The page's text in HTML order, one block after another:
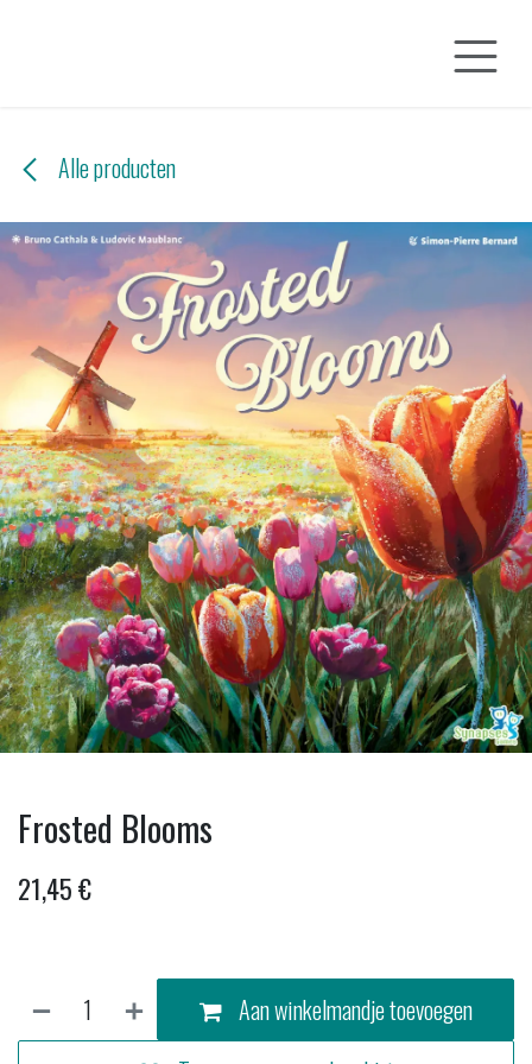
Alle producten
Frosted Blooms
21,45€
Aan winkelmandje toevoegen